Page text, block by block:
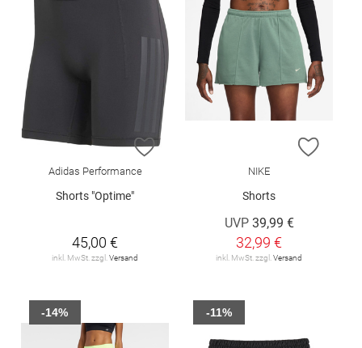
ZUR WUNSCHLISTE HINZUFÜGEN
Adidas Performance
Shorts "Optime"
45,00 €
inkl. MwSt. zzgl. Versand
ZUR
NIKE
Shorts
UVP 39,99 €
32,99 €
inkl. MwSt. zzgl. Versand
-14% -11%